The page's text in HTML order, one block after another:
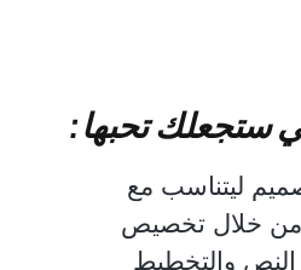
ستجعلك تحبها:
ليتناسب مع
من خلال تخصيص
النص والتخطيط